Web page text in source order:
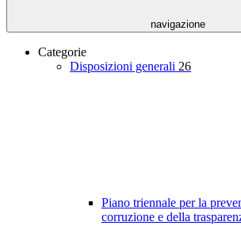
navigazione
Categorie
Disposizioni generali 26
Piano triennale per la
corruzione e della